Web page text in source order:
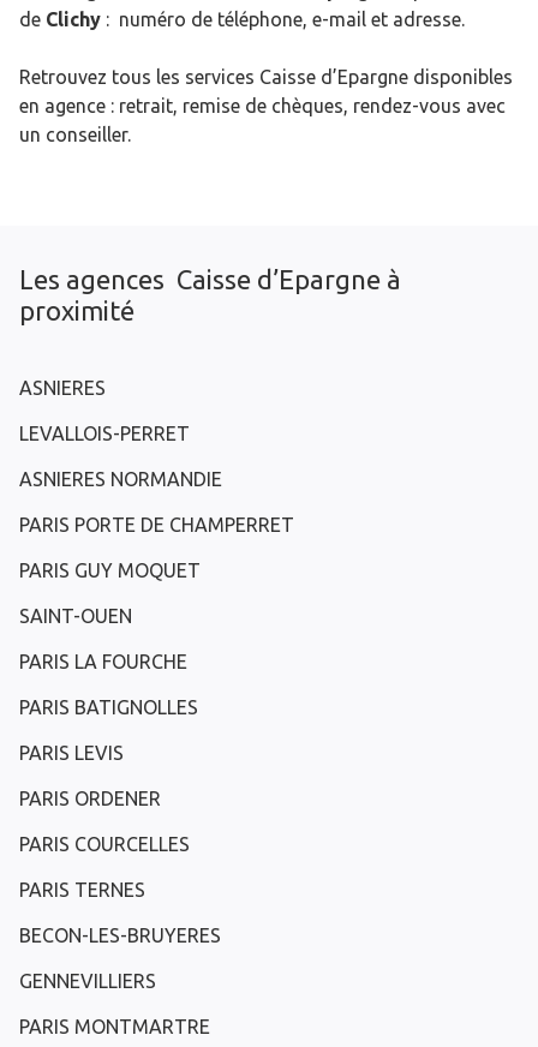
de Clichy : numéro de téléphone, e-mail et adresse.
Retrouvez tous les services Caisse d’Epargne disponibles
en agence : retrait, remise de chèques, rendez-vous avec
un conseiller.
Les agences Caisse d’Epargne à
proximité
ASNIERES
LEVALLOIS-PERRET
ASNIERES NORMANDIE
PARIS PORTE DE CHAMPERRET
PARIS GUY MOQUET
SAINT-OUEN
PARIS LA FOURCHE
PARIS BATIGNOLLES
PARIS LEVIS
PARIS ORDENER
PARIS COURCELLES
PARIS TERNES
BECON-LES-BRUYERES
GENNEVILLIERS
PARIS MONTMARTRE